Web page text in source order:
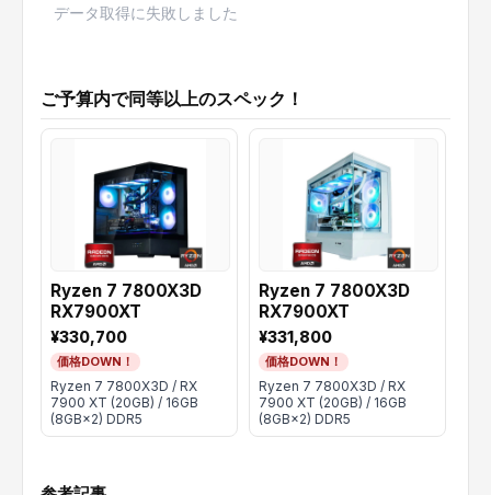
データ取得に失敗しました
ご予算内で同等以上のスペック！
Ryzen 7 7800X3D
RX7900XT
¥330,700
価格DOWN！
Ryzen 7 7800X3D / RX
7900 XT (20GB) / 16GB
(8GB×2) DDR5
Ryzen 7 7800X3D
RX7900XT
¥331,800
価格DOWN！
Ryzen 7 7800X3D / RX
7900 XT (20GB) / 16GB
(8GB×2) DDR5